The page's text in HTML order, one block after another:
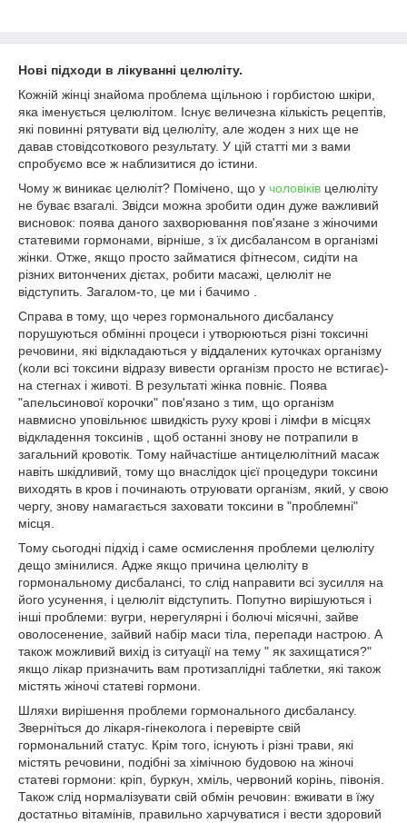
Нові підходи в лікуванні целюліту.
Кожній жінці знайома проблема щільною і горбистою шкіри,
яка іменується целюлітом. Існує величезна кількість рецептів,
які повинні рятувати від целюліту, але жоден з них ще не
давав стовідсоткового результату. У цій статті ми з вами
спробуємо все ж наблизитися до істини.
Чому ж виникає целюліт? Помічено, що у чоловіків целюліту
не буває взагалі. Звідси можна зробити один дуже важливий
висновок: поява даного захворювання пов'язане з жіночими
статевими гормонами, вірніше, з їх дисбалансом в організмі
жінки. Отже, якщо просто займатися фітнесом, сидіти на
різних витончених дієтах, робити масажі, целюліт не
відступить. Загалом-то, це ми і бачимо .
Справа в тому, що через гормонального дисбалансу
порушуються обмінні процеси і утворюються різні токсичні
речовини, які відкладаються у віддалених куточках організму
(коли всі токсини відразу вивести організм просто не встигає)-
на стегнах і животі. В результаті жінка повніє. Поява
"апельсинової корочки" пов'язано з тим, що організм
навмисно уповільнює швидкість руху крові і лімфи в місцях
відкладення токсинів , щоб останні знову не потрапили в
загальний кровотік. Тому найчастіше антицелюлітний масаж
навіть шкідливий, тому що внаслідок цієї процедури токсини
виходять в кров і починають отруювати організм, який, у свою
чергу, знову намагається заховати токсини в "проблемні"
місця.
Тому сьогодні підхід і саме осмислення проблеми целюліту
дещо змінилися. Адже якщо причина целюліту в
гормональному дисбалансі, то слід направити всі зусилля на
його усунення, і целюліт відступить. Попутно вирішуються і
інші проблеми: вугри, нерегулярні і болючі місячні, зайве
оволосенение, зайвий набір маси тіла, перепади настрою. А
також можливий вихід із ситуації на тему " як захищатися?"
якщо лікар призначить вам протизаплідні таблетки, які також
містять жіночі статеві гормони.
Шляхи вирішення проблеми гормонального дисбалансу.
Зверніться до лікаря-гінеколога і перевірте свій
гормональний статус. Крім того, існують і різні трави, які
містять речовини, подібні за хімічною будовою на жіночі
статеві гормони: кріп, буркун, хміль, червоний корінь, півонія.
Також слід нормалізувати свій обмін речовин: вживати в їжу
достатньо вітамінів, правильно харчуватися і вести здоровий